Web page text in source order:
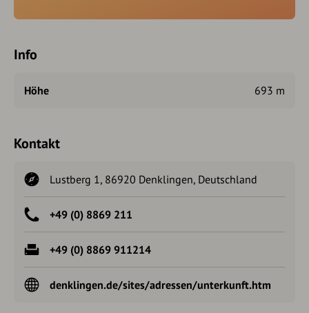
Info
Höhe 693 m
Kontakt
Lustberg 1, 86920 Denklingen, Deutschland
+49 (0) 8869 211
+49 (0) 8869 911214
denklingen.de/sites/adressen/unterkunft.htm